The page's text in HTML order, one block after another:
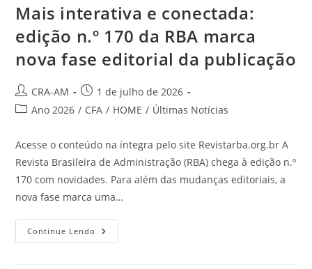
Mais interativa e conectada:
edição n.º 170 da RBA marca
nova fase editorial da publicação
CRA-AM
1 de julho de 2026
Ano 2026 / CFA / HOME / Últimas Notícias
Acesse o conteúdo na íntegra pelo site Revistarba.org.br A
Revista Brasileira de Administração (RBA) chega à edição n.º
170 com novidades. Para além das mudanças editoriais, a
nova fase marca uma…
Continue Lendo